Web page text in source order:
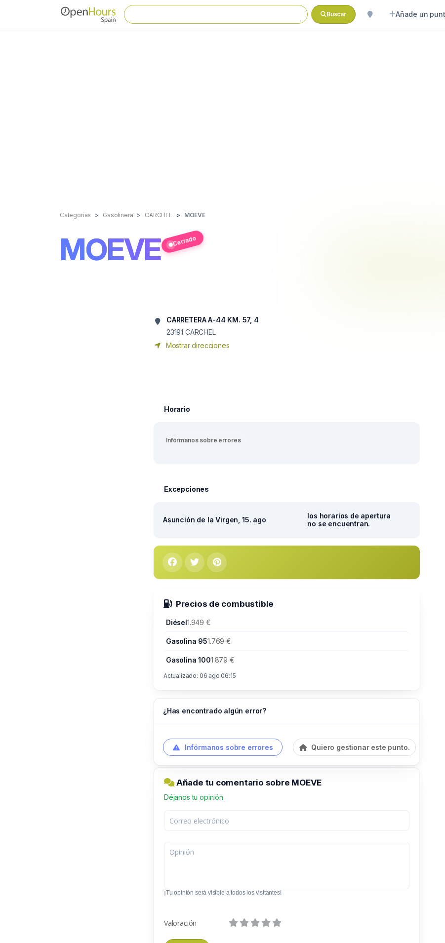
Buscar Añade un
Categorías Gasolinera CARCHEL MOEVE
MOEVE Cerrado
CARRETERA A-44 KM. 57, 4
23191 CARCHEL
Mostrar direcciones
Horario
Infórmanos sobre errores
Excepciones
Asunción de la Virgen, 15. ago
los horarios de apertura
no se encuentran.
Precios de combustible
Diésel1.949 €
Gasolina 951.769 €
Gasolina 1001.879 €
Actualizado: 06 ago 06:15
¿Has encontrado algún error?
Infórmanos sobre errores Quiero gestionar este punto.
Añade tu comentario sobre MOEVE
Déjanos tu opinión.
¡Tu opinión será visible a todos los visitantes!
Valoración